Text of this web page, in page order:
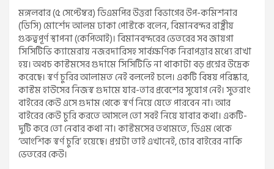
মঙ্গলবার (৫ সেপ্টেম্বর) ডিএমপির উত্তরা বিভাগের উপ-কমিশনার
(ডিসি) মোর্শেদ আলম ঢাকা পোস্টকে বলেন, বিমানবন্দর রাষ্ট্রীয়
গুরুত্বপূর্ণ স্থাপনা (কেপিআই)। বিমানবন্দরের ভেতরের সব জায়গা
সিসিটিভি ক্যামেরায় নজরদারিসহ সার্বক্ষণিক নিরাপত্তার মধ্যে রাখা
হয়। অথচ কাস্টমসের গুদামে সিসিটিভি না থাকাটা বড় প্রশ্নের উদ্রেক
করেছে। স্বর্ণ চুরির আলামত নেই বললেই চলে। একটি বিষয় পরিষ্কার,
কাস্টম হাউসের নিজস্ব গুদামে যার-তার প্রবেশের সুযোগ নেই। সুতরাং
বাইরের কেউ এসে গুদাম থেকে স্বর্ণ নিয়ে যেতে পারবেন না। আর
বাইরের কেউ চুরি করতে আসলে তো সবই নিয়ে যাবার কথা। একটি-
দুটি করে তো নেবার কথা না। কাস্টমসের তথ্যমতে, ডিএম থেকে
‘আংশিক স্বর্ণ চুরি’ হয়েছে। প্রশ্নটা তাই এখানেই, চোর বাইরের নাকি
ভেতরের কেউ।